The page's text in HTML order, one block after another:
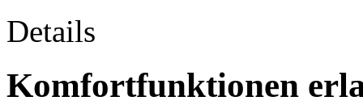
Details
Komfortfunktionen